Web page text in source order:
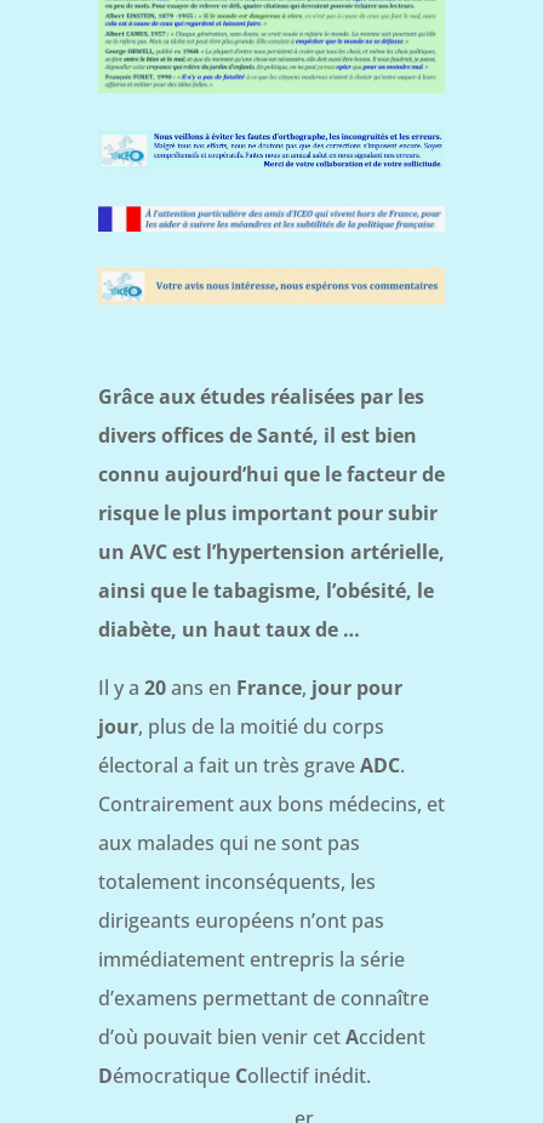
Grâce aux études réalisées par les
divers offices de Santé, il est bien
connu aujourd’hui que le facteur de
risque le plus important pour subir
un AVC est l’hypertension artérielle,
ainsi que le tabagisme, l’obésité, le
diabète, un haut taux de …
Il y a 20ans en France, jour pour
jour, plus de la moitié du corps
électoral a fait un très graveADC.
Contrairement aux bons médecins, et
aux malades qui ne sont pas
totalement inconséquents, les
dirigeants européens n’ont pas
immédiatement entrepris la série
d’examens permettant de connaître
d’où pouvait bien venir cetAccident
Démocratique Collectif inédit.